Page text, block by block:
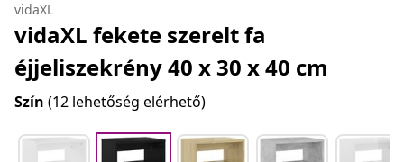
vidaXL
vidaXL fekete szerelt fa
éjjeliszekrény 40 x 30 x 40 cm
Szín (12 lehetőség elérhető)